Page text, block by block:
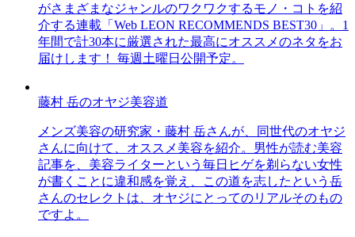
がさまざまなジャンルのワクワクするモノ・コトを紹
介する連載「Web LEON RECOMMENDS BEST30」。1
年間で計30本に厳選された最高にオススメのネタをお
届けします！ 毎週土曜日公開予定。
藤村 岳のオヤジ美容道
メンズ美容の研究家・藤村 岳さんが、同世代のオヤジ
さんに向けて、オススメ美容を紹介。男性が読む美容
記事を、美容ライターという毎日ヒゲを剃らない女性
が書くことに違和感を覚え、この道を志したという岳
さんのセレクトは、オヤジにとってのリアルそのもの
ですよ。